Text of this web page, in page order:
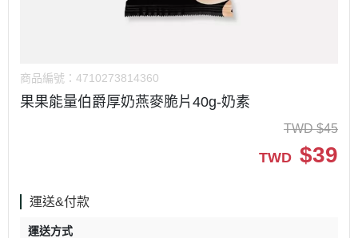
商品編號： 4710273814360
果果能量伯爵厚奶燕麥脆片40g-奶素
TWD $45
TWD $39
運送&付款
運送方式